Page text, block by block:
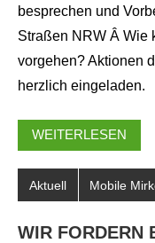
besprechen und
Straßen NRW Â Wie
vorgehen? Aktionen
herzlich eingeladen.
WEITERLESEN
Aktuell Mobile
WIR FORDERN